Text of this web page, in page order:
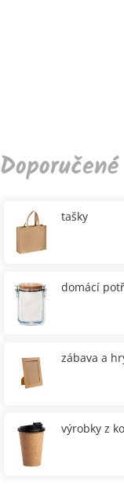
tašky
domácí
zábava a
výrobky z